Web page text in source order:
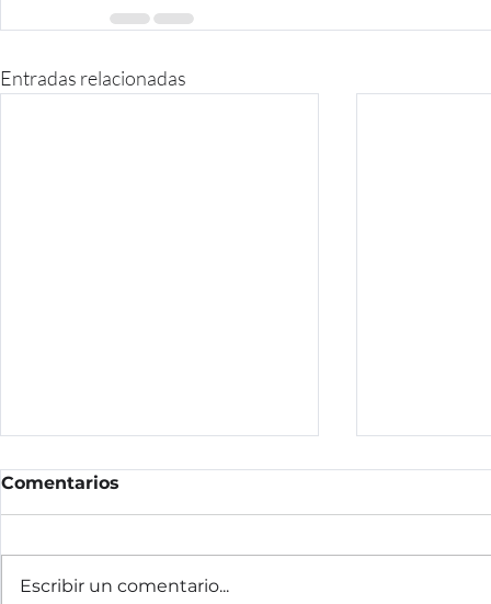
Entradas relacionadas
Comentarios
Escribir un comentario...